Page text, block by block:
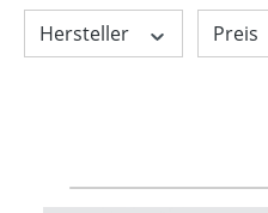
Hersteller Preis